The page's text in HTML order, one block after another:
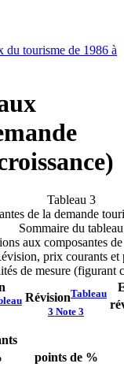
du tourisme de 1986 à
Tableau 3
de la demande
Sommaire du tableau
aux composantes
prix courants
de mesure (figurant
RévisionTableau
3 Note 3
points de %